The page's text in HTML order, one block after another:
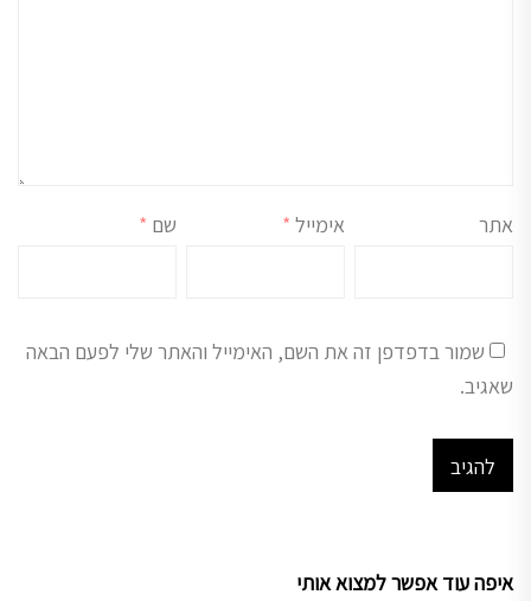
שם * אימייל * אתר
שמור בדפדפן זה את השם, האימייל והאתר שלי לפעם הבאה
שאגיב.
איפה עוד אפשר למצוא אותי